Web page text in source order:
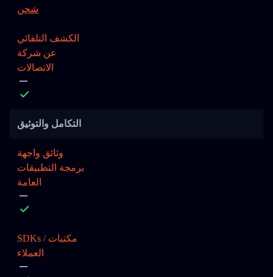
شحن
الكشف التلقائي
عن شركة
الاتصالات
التكامل والتوثيق
وثائق واجهة
برمجة التطبيقات
العامة
SDKs / مكتبات
العملاء